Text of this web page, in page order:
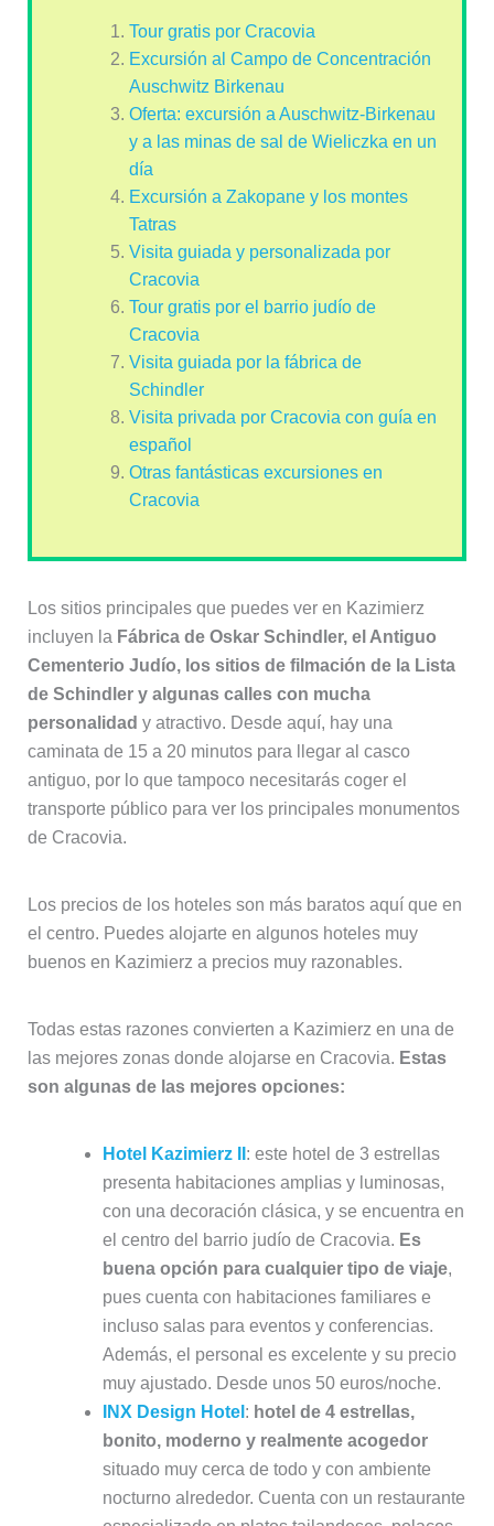
Tour gratis por Cracovia
Excursión al Campo de Concentración
Auschwitz Birkenau
Oferta: excursión a Auschwitz-Birkenau
y a las minas de sal de Wieliczka en un
día
Excursión a Zakopane y los montes
Tatras
Visita guiada y personalizada por
Cracovia
Tour gratis por el barrio judío de
Cracovia
Visita guiada por la fábrica de
Schindler
Visita privada por Cracovia con guía en
español
Otras fantásticas excursiones en
Cracovia
Los sitios principales que puedes ver en Kazimierz
incluyen la Fábrica de Oskar Schindler, el Antiguo
Cementerio Judío, los sitios de filmación de la Lista
de Schindler y algunas calles con mucha
personalidad y atractivo. Desde aquí, hay una
caminata de 15 a 20 minutos para llegar al casco
antiguo, por lo que tampoco necesitarás coger el
transporte público para ver los principales monumentos
de Cracovia.
Los precios de los hoteles son más baratos aquí que en
el centro. Puedes alojarte en algunos hoteles muy
buenos en Kazimierz a precios muy razonables.
Todas estas razones convierten a Kazimierz en una de
las mejores zonas donde alojarse en Cracovia. Estas
son algunas de las mejores opciones:
Hotel Kazimierz II : este hotel de 3 estrellas
presenta habitaciones amplias y luminosas,
con una decoración clásica, y se encuentra en
el centro del barrio judío de Cracovia. Es
buena opción para cualquier tipo de viaje,
pues cuenta con habitaciones familiares e
incluso salas para eventos y conferencias.
Además, el personal es excelente y su precio
muy ajustado. Desde unos 50 euros/noche.
INX Design Hotel : hotel de 4 estrellas,
bonito, moderno y realmente acogedor
situado muy cerca de todo y con ambiente
nocturno alrededor. Cuenta con un restaurante